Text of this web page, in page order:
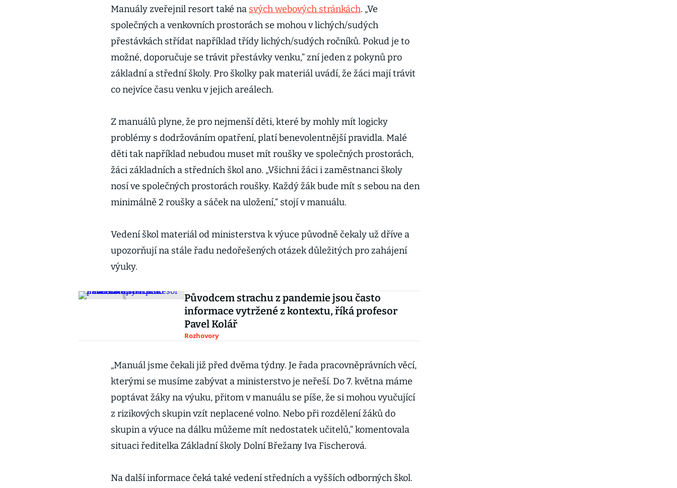
Manuály zveřejnil resort také na svých webových stránkách. „Ve
společných a venkovních prostorách se mohou v lichých/sudých
přestávkách střídat například třídy lichých/sudých ročníků. Pokud je to
možné, doporučuje se trávit přestávky venku,“ zní jeden z pokynů pro
základní a střední školy. Pro školky pak materiál uvádí, že žáci mají trávit
co nejvíce času venku v jejich areálech.
Z manuálů plyne, že pro nejmenší děti, které by mohly mít logicky
problémy s dodržováním opatření, platí benevolentnější pravidla. Malé
děti tak například nebudou muset mít roušky ve společných prostorách,
žáci základních a středních škol ano. „Všichni žáci i zaměstnanci školy
nosí ve společných prostorách roušky. Každý žák bude mít s sebou na den
minimálně 2 roušky a sáček na uložení,“ stojí v manuálu.
Vedení škol materiál od ministerstva k výuce původně čekaly už dříve a
upozorňují na stále řadu nedořešených otázek důležitých pro zahájení
výuky.
Původcem strachu z pandemie jsou často
informace vytržené z kontextu, říká profesor
Pavel Kolář
Rozhovory
„Manuál jsme čekali již před dvěma týdny. Je řada pracovněprávních věcí,
kterými se musíme zabývat a ministerstvo je neřeší. Do 7. května máme
poptávat žáky na výuku, přitom v manuálu se píše, že si mohou vyučující
z rizikových skupin vzít neplacené volno. Nebo při rozdělení žáků do
skupin a výuce na dálku můžeme mít nedostatek učitelů,“ komentovala
situaci ředitelka Základní školy Dolní Břežany Iva Fischerová.
Na další informace čeká také vedení středních a vyšších odborných škol.